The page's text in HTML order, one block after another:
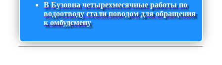
В Бузовна четырехмесячные работы по
водоотводу стали поводом для обращения
к омбудсмену